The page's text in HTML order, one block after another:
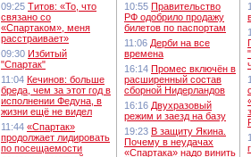
09:25 Титов: «То, что
связано со
«Спартаком», меня
расстраивает»
09:30 Избитый
"Спартак"
11:04 Кечинов: больше
бреда, чем за этот год в
исполнении Федуна, в
жизни ещё не видел
11:44 «Спартак»
продолжает лидировать
по посещаемости
10:55 Правительство
РФ одобрило продажу
билетов по паспортам
11:06 Дерби на все
времена
16:14 Промес включён в
расширенный состав
сборной Нидерландов
16:16 Двухразовый
режим и заезд на базу
19:23 В защиту Якина.
Почему в неудачах
«Спартака» надо винить